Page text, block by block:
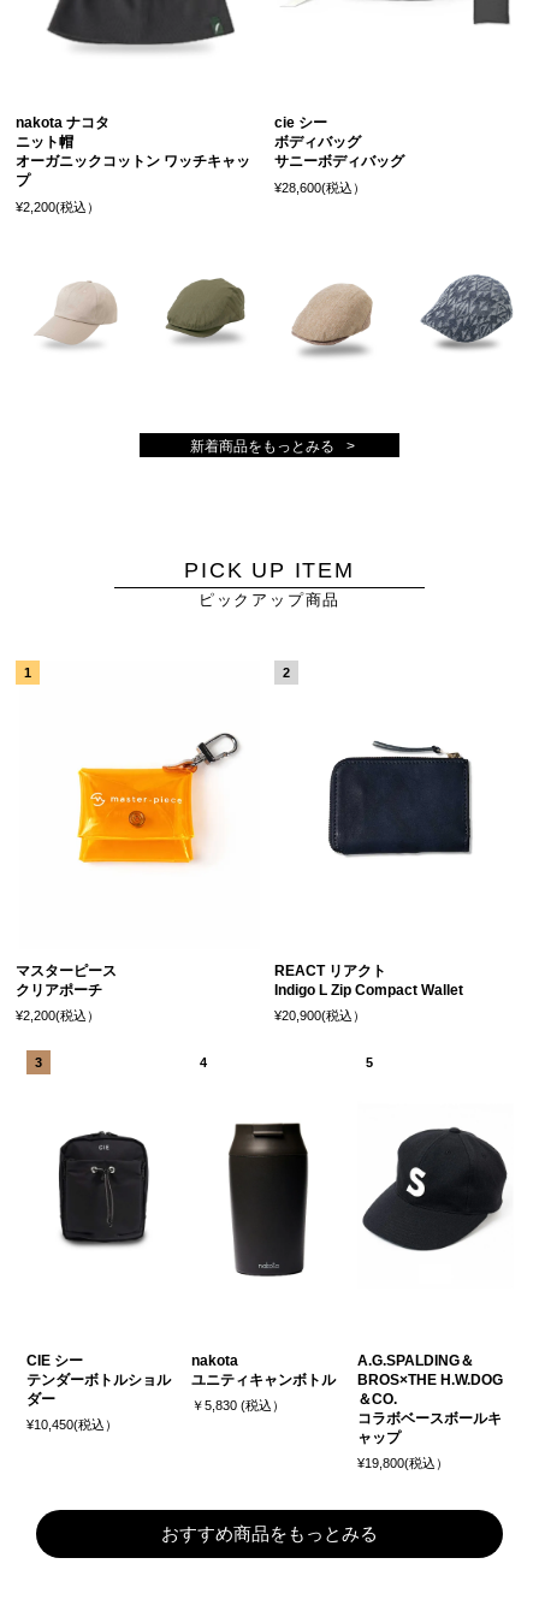
nakota ナコタ
ニット帽
オーガニックコットン ワッチキャッ
プ
¥2,200(税込）
cie シー
ボディバッグ
サニーボディバッグ
¥28,600(税込）
新着商品をもっとみる
PICK UP ITEM
ピックアップ商品
マスターピース
クリアポーチ
¥2,200(税込）
REACT リアクト
Indigo L Zip Compact Wallet
¥20,900(税込）
CIE シー
テンダーボトルショル
ダー
¥10,450(税込）
nakota
ユニティキャンボトル
￥5,830 (税込）
A.G.SPALDING＆
BROS×THE H.W.DOG
＆CO.
コラボベースボールキ
ャップ
¥19,800(税込）
おすすめ商品をもっとみる